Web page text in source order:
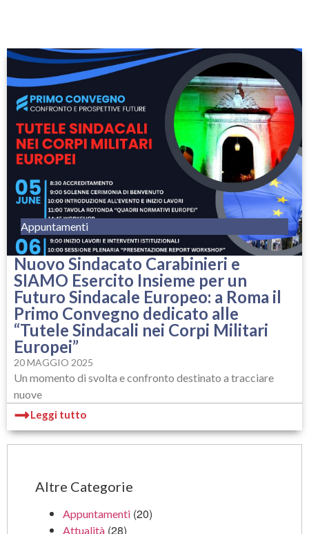
Appuntamenti
Nuovo Sindacato Carabinieri e
SIAMO Esercito Insieme per un
Futuro Sindacale Europeo: a Roma il
Primo Convegno dedicato alle
“Tutele Sindacali nei Corpi Militari
Europei”
20 MAGGIO 2025
Un momento di svolta e confronto destinato a tracciare
nuove
Leggi tutto
Altre Categorie
Appuntamenti (20)
Attualità (28)